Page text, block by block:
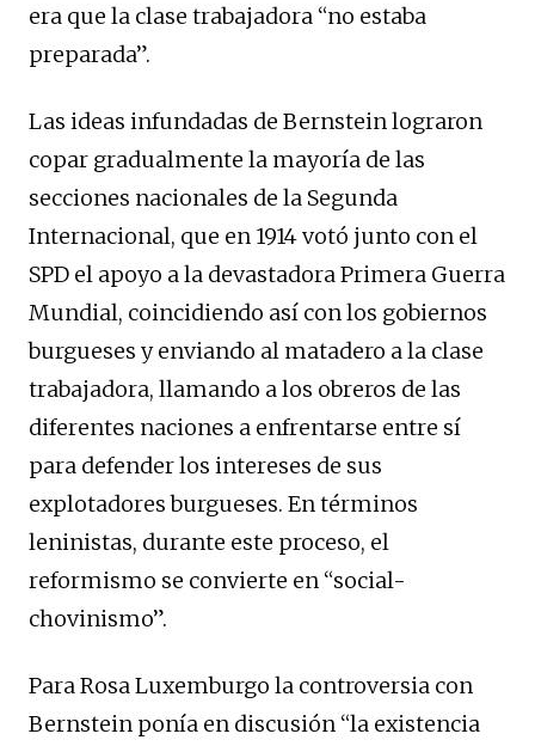
era que la clase trabajadora “no estaba
preparada”.
Las ideas infundadas de Bernstein lograron
copar gradualmente la mayoría de las
secciones nacionales de la Segunda
Internacional, que en 1914 votó junto con el
SPD el apoyo a la devastadora Primera Guerra
Mundial, coincidiendo así con los gobiernos
burgueses y enviando al matadero a la clase
trabajadora, llamando a los obreros de las
diferentes naciones a enfrentarse entre sí
para defender los intereses de sus
explotadores burgueses. En términos
leninistas, durante este proceso, el
reformismo se convierte en “social-
chovinismo”.
Para Rosa Luxemburgo la controversia con
Bernstein ponía en discusión “la existencia